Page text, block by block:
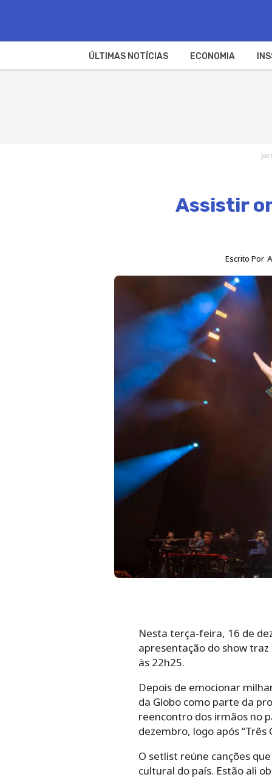
ÚLTIMAS NOTÍCIAS ECONOMIA
Assistir
Escrito Por
Nesta terça-feira, 16 de
apresentação do show traz
às 22h25.
Depois de emocionar
da Globo como parte da
reencontro dos irmãos no
dezembro, logo após “Três
O setlist reúne canções
cultural do país. Estão ali